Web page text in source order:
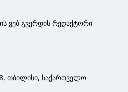
ვებ გვერდის რედაქტორი
თბილისი, საქართველო